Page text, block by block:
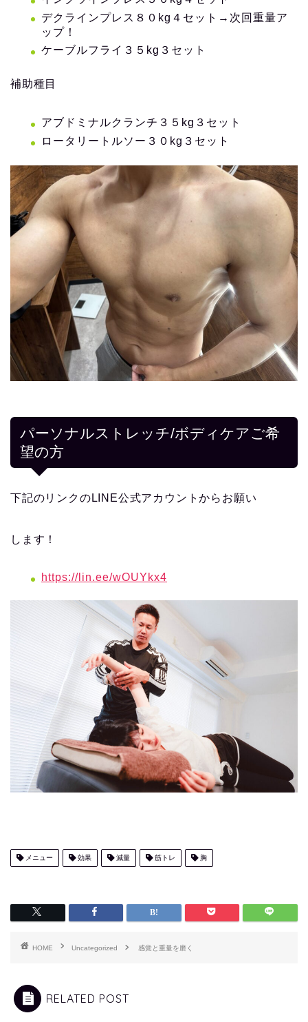
デクラインプレス８０kg４セット→次回重量ア
ップ！
ケーブルフライ３５kg３セット
補助種目
アブドミナルクランチ３５kg３セット
ロータリートルソー３０kg３セット
パーソナルストレッチ/ボディケアご希
望の方
下記のリンクのLINE公式アカウントからお願い
します！
https://lin.ee/wOUYkx4
メニュー 効果 減量 筋トレ 胸
HOME Uncategorized 感覚と重量を磨く
RELATED POST